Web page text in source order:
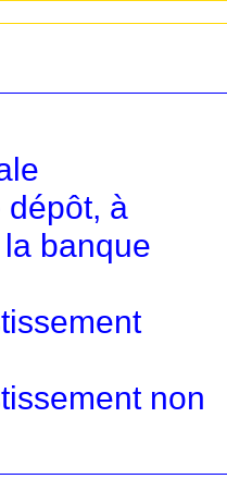
dépôt, à
banque
non